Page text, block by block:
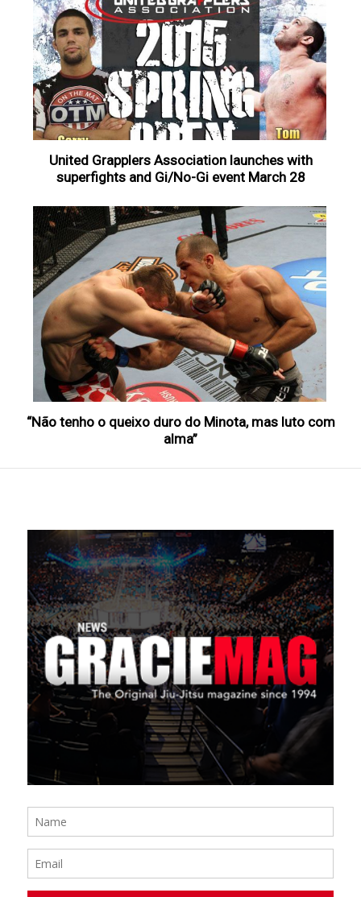
United Grapplers Association launches with
superfights and Gi/No-Gi event March 28
“Não tenho o queixo duro do Minota, mas luto com
alma”